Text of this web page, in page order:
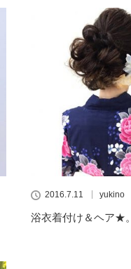
2016.7.11 yukino
浴衣着付け＆ヘア★。